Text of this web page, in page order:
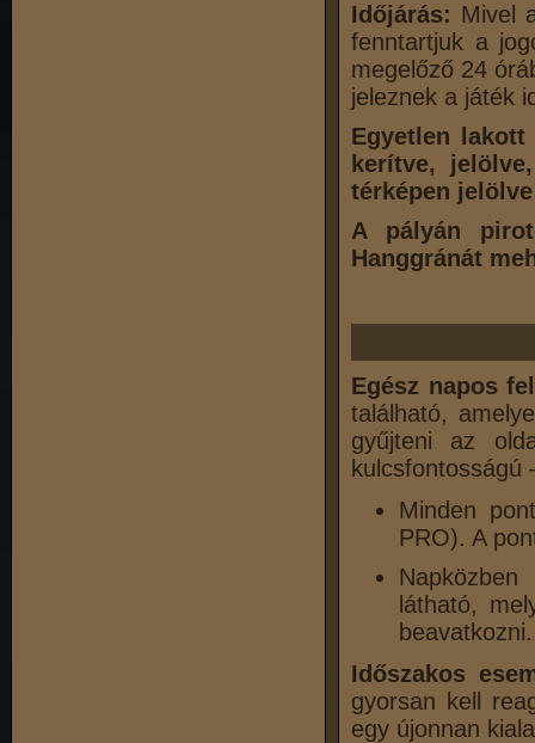
Időjárás: Mivel
fenntartjuk a
megelőző 24
jeleznek a játék
Egyetlen
kerítve,
térképen
A pályán
Hanggránát
Egész napos
található,
gyűjteni az
Minden
PRO). A
látható,
beavatkozni.
Időszakos
gyorsan kell
egy újonnan